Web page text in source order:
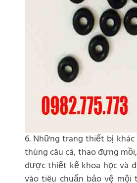
6. Những trang thiết bị
thùng câu cá, thao đựng
được thiết kế khoa học và
vào tiêu chuẩn bảo vệ mội